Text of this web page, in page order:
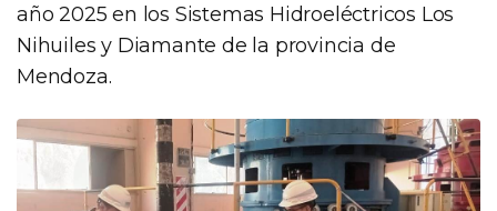
año 2025 en los Sistemas Hidroeléctricos Los
Nihuiles y Diamante de la provincia de
Mendoza.